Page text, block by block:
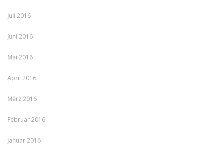
Juli 2016
Juni 2016
Mai 2016
April 2016
März 2016
Februar 2016
Januar 2016